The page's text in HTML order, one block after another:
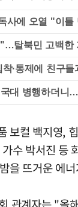
사에 오열 "이틀
탈북민 고백한
·통제에 친구
대 병행하더니…
보컬 백지영,
수 박서진 등
을 뜨거운 에